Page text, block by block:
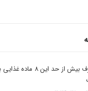
مصرف بیش از حد این